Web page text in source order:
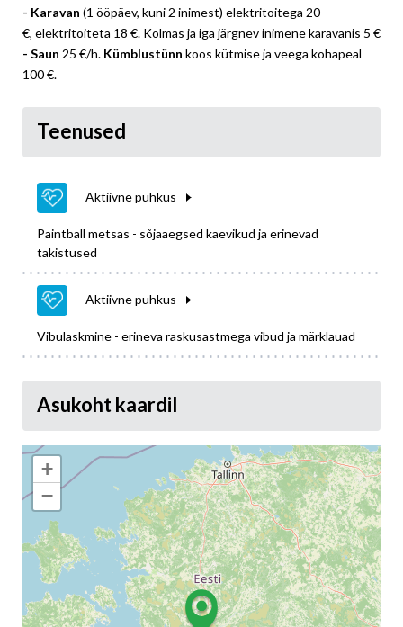
- Karavan (1 ööpäev, kuni 2 inimest) elektritoitega 20
€, elektritoiteta 18 €. Kolmas ja iga järgnev inimene karavanis 5 €
- Saun 25 €/h. Kümblustünn koos kütmise ja veega kohapeal
100 €.
Teenused
Aktiivne puhkus
Paintball metsas - sõjaaegsed kaevikud ja erinevad
takistused
Aktiivne puhkus
Vibulaskmine - erineva raskusastmega vibud ja märklauad
Asukoht kaardil
+
−